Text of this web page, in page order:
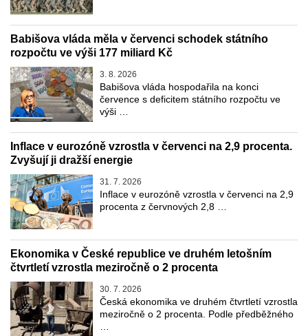
Babišova vláda měla v červenci schodek státního
rozpočtu ve výši 177 miliard Kč
3. 8. 2026
Babišova vláda hospodařila na konci
července s deficitem státního rozpočtu ve
výši …
Inflace v eurozóně vzrostla v červenci na 2,9 procenta.
Zvyšují ji dražší energie
31. 7. 2026
Inflace v eurozóně vzrostla v červenci na 2,9
procenta z červnových 2,8 …
Ekonomika v České republice ve druhém letošním
čtvrtletí vzrostla meziročně o 2 procenta
30. 7. 2026
Česká ekonomika ve druhém čtvrtletí vzrostla
meziročně o 2 procenta. Podle předběžného